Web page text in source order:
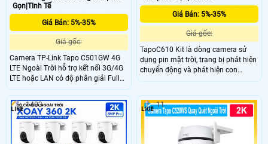
Gọn|TInh Tế
Giá Bán: 5%-35%
Giá gốc:
Camera TP-Link Tapo C501GW 4G
LTE Ngoài Trời hỗ trợ kết nối 3G/4G
LTE hoặc LAN có độ phân giải Full
HD 1080p và quay quét 360°. hồng
ngoại tầm xa 30m nhìn màu ban
đêm Starlight. Công nghệ Ai thông
minh phát hiện chuyển động và âm
thanh bất thường. Hỗ trợ Nano-SIM,
đàm thoại hai chiều và chuẩn IP66
Giá Bán: 5%-35%
Giá gốc:
TapoC610 Kit là dòng camera sử
dụng pin mặt trời, trang bị phát hiện
chuyển động và phát hiện con
người, hỗ trợ thiết lập khu vực phát
2 chiều, hỗ trợ kết nối qua wifi 2.4
Ghz camera có thể lắp đặt ngoài trời
1403 11